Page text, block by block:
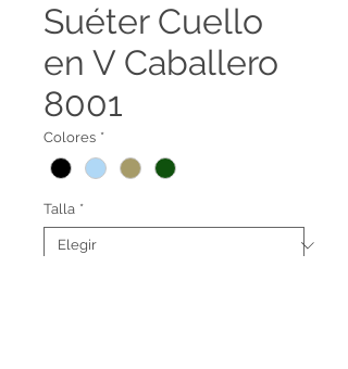
Suéter Cuello
en V Caballero
8001
Colores *
Talla *